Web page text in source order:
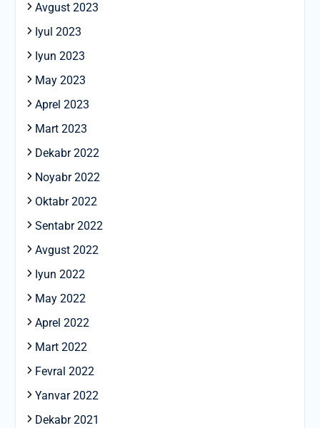
Avgust 2023
Iyul 2023
Iyun 2023
May 2023
Aprel 2023
Mart 2023
Dekabr 2022
Noyabr 2022
Oktabr 2022
Sentabr 2022
Avgust 2022
Iyun 2022
May 2022
Aprel 2022
Mart 2022
Fevral 2022
Yanvar 2022
Dekabr 2021